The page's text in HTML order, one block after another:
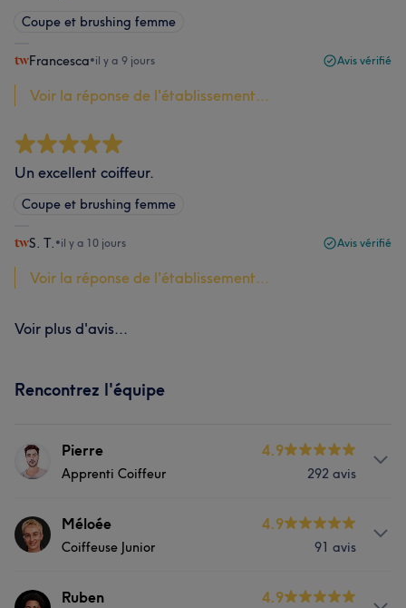
Coupe et brushing femme
Francesca•il y a 9 jours Avis vérifié
Voir la réponse de l'établissement...
Un excellent coiffeur.
Coupe et brushing femme
S. T. •il y a 10 jours Avis vérifié
Voir la réponse de l'établissement...
Voir plus d'avis...
Rencontrez l'équipe
Pierre
Apprenti Coiffeur
4.9
292 avis
Prestations
Méloée
Coiffeuse Junior
4.9
91 avis
Prestations
Ruben 4.9